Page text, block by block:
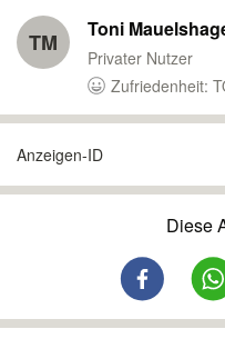
TM Toni
Privater Nutzer
Zufriedenheit:
Anzeigen-ID
Diese